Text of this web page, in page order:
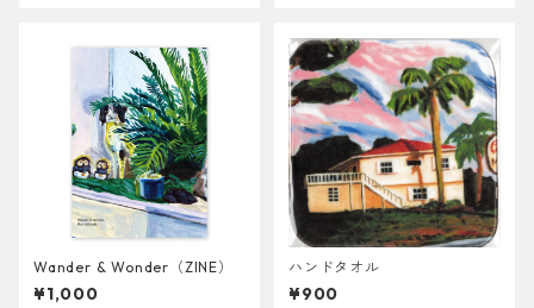
Wander & Wonder（ZINE）
¥1,000
ハンドタオル
¥900